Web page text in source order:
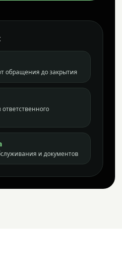
обращения до закрытия
и документов